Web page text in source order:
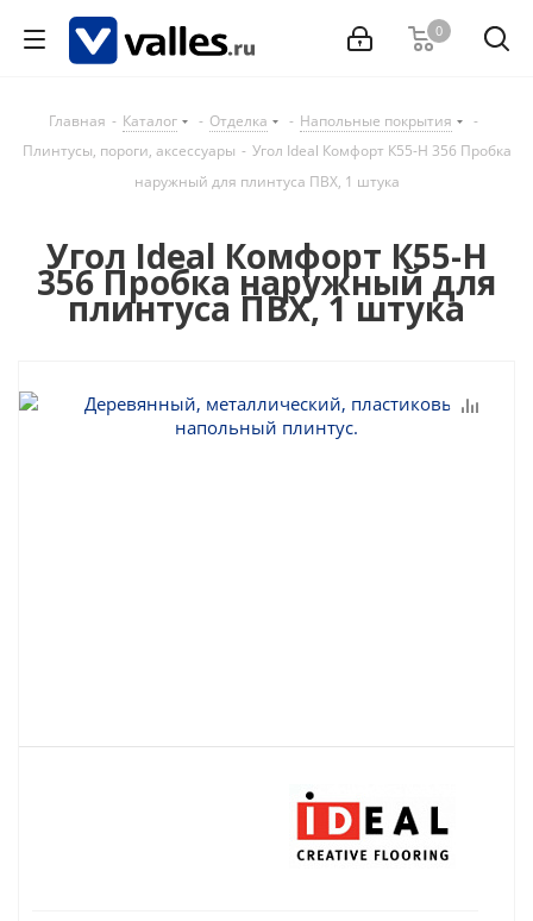
0
Главная - Каталог - Отделка - Напольные покрытия
-
Плинтусы, пороги, аксессуары - Угол Ideal Комфорт К55-Н 356 Пробка
наружный для плинтуса ПВХ, 1 штука
Угол Ideal Комфорт К55-Н
356 Пробка наружный для
плинтуса ПВХ, 1 штука